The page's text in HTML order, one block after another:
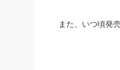
また、いつ頃発